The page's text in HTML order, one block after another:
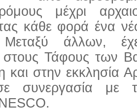
μέχρι
κάθε φορά ένα
άλλων,
στους Τάφους των
και στην εκκλησία
συνεργασία με